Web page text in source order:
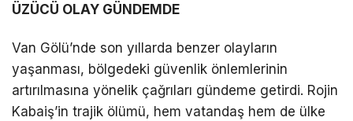
ÜZÜCÜ OLAY GÜNDEMDE
Van Gölü’nde son yıllarda benzer olayların
yaşanması, bölgedeki güvenlik önlemlerinin
artırılmasına yönelik çağrıları gündeme getirdi. Rojin
Kabaiş’in trajik ölümü, hem vatandaş hem de ülke